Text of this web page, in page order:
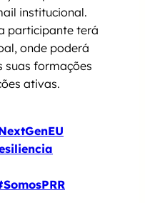
institucional.
participante terá
onde poderá
suas formações
ativas.